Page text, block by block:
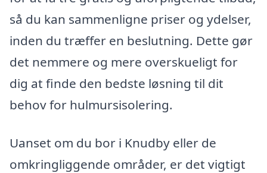
så du kan sammenligne priser og ydelser,
inden du træffer en beslutning. Dette gør
det nemmere og mere overskueligt for
dig at finde den bedste løsning til dit
behov for hulmursisolering.
Uanset om du bor i Knudby eller de
omkringliggende områder, er det vigtigt